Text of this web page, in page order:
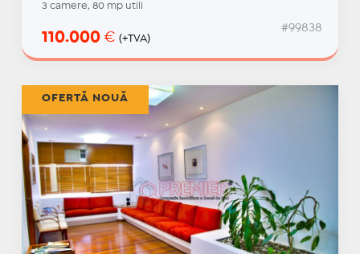
3 camere, 80 mp utili
110.000 € (+TVA)
#99838
OFERTĂ NOUĂ